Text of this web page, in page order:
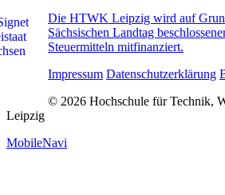
Die HTWK Leipzig wird auf
Sächsischen Landtag
Steuermitteln mitfinanziert.
Impressum Datenschutzerklärung
© 2026 Hochschule für Technik,
Leipzig
MobileNavi